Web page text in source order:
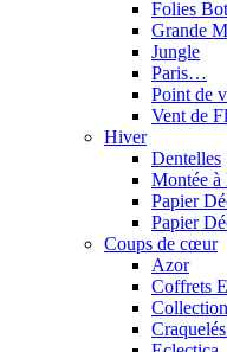
Folies
Grande
Jungle
Paris…
Point de
Vent de
Hiver
Dentelles
Montée à
Papier
Papier
Coups de cœur
Azor
Coffrets